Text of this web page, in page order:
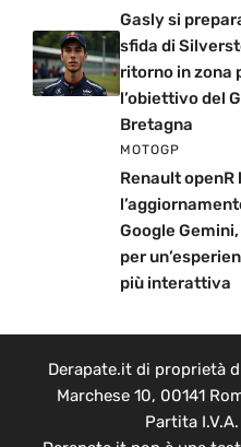
Gasly si
sfida di
ritorno in zona
l’obiettivo del
Bretagna
MOTOGP
Renault openR
Google
per
più interattiva
Derapate.it di proprietà
Marchese 10, 00141
Partita